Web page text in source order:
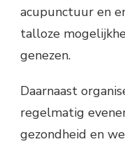
acupunctuur en
talloze
genezen.
Daarnaast
regelmatig
gezondheid en